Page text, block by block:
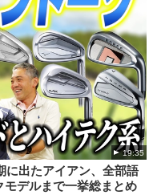
19:35
に出たアイアン、全部語
モデルまで一挙総まとめ